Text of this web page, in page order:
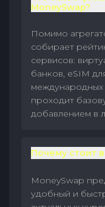
MoneySwap?
Помимо
собирает
сервисов:
банков, eSIM
проходит
добавлением в
Почему стоит
MoneySwap
удобный и